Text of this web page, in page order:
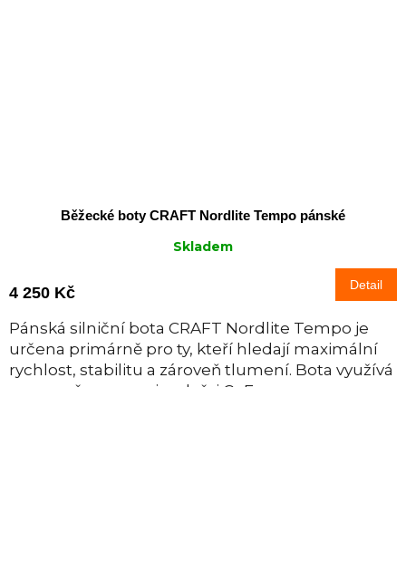
Běžecké boty CRAFT Nordlite Tempo pánské
Skladem
4 250 Kč Detail
Pánská silniční bota CRAFT Nordlite Tempo je
určena primárně pro ty, kteří hledají maximální
rychlost, stabilitu a zároveň tlumení. Bota využívá
novou pěnu v mezipodešvi Cr Foam...